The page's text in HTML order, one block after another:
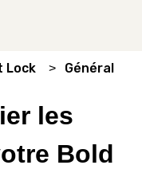
Lock Général
les
Bold